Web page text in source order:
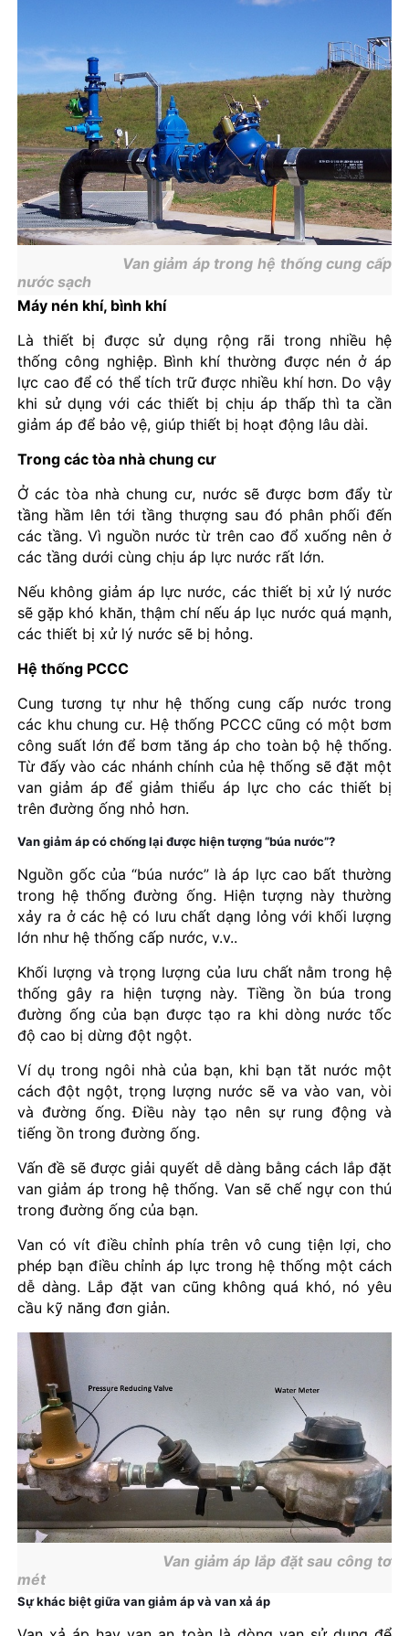
Van giảm áp trong hệ thống cung cấp
nước sạch
Máy nén khí, bình khí
Là thiết bị được sử dụng rộng rãi trong nhiều hệ
thống công nghiệp. Bình khí thường được nén ở áp
lực cao để có thể tích trữ được nhiều khí hơn. Do vậy
khi sử dụng với các thiết bị chịu áp thấp thì ta cần
giảm áp để bảo vệ, giúp thiết bị hoạt động lâu dài.
Trong các tòa nhà chung cư
Ở các tòa nhà chung cư, nước sẽ được bơm đẩy từ
tầng hầm lên tới tầng thượng sau đó phân phối đến
các tầng. Vì nguồn nước từ trên cao đổ xuống nên ở
các tầng dưới cùng chịu áp lực nước rất lớn.
Nếu không giảm áp lực nước, các thiết bị xử lý nước
sẽ gặp khó khăn, thậm chí nếu áp lục nước quá mạnh,
các thiết bị xử lý nước sẽ bị hỏng.
Hệ thống PCCC
Cung tương tự như hệ thống cung cấp nước trong
các khu chung cư. Hệ thống PCCC cũng có một bơm
công suất lớn để bơm tăng áp cho toàn bộ hệ thống.
Từ đấy vào các nhánh chính của hệ thống sẽ đặt một
van giảm áp để giảm thiểu áp lực cho các thiết bị
trên đường ống nhỏ hơn.
Van giảm áp có chống lại được hiện tượng “búa nước”?
Nguồn gốc của “búa nước” là áp lực cao bất thường
trong hệ thống đường ống. Hiện tượng này thường
xảy ra ở các hệ có lưu chất dạng lỏng với khối lượng
lớn như hệ thống cấp nước, v.v..
Khối lượng và trọng lượng của lưu chất nằm trong hệ
thống gây ra hiện tượng này. Tiềng ồn búa trong
đường ống của bạn được tạo ra khi dòng nước tốc
độ cao bị dừng đột ngột.
Ví dụ trong ngôi nhà của bạn, khi bạn tăt nước một
cách đột ngột, trọng lượng nước sẽ va vào van, vòi
và đường ống. Điều này tạo nên sự rung động và
tiếng ồn trong đường ống.
Vấn đề sẽ được giải quyết dễ dàng bằng cách lắp đặt
van giảm áp trong hệ thống. Van sẽ chế ngự con thú
trong đường ống của bạn.
Van có vít điều chỉnh phía trên vô cung tiện lợi, cho
phép bạn điều chỉnh áp lực trong hệ thống một cách
dễ dàng. Lắp đặt van cũng không quá khó, nó yêu
cầu kỹ năng đơn giản.
Van giảm áp lắp đặt sau công tơ
mét
Sự khác biệt giữa van giảm áp và van xả áp